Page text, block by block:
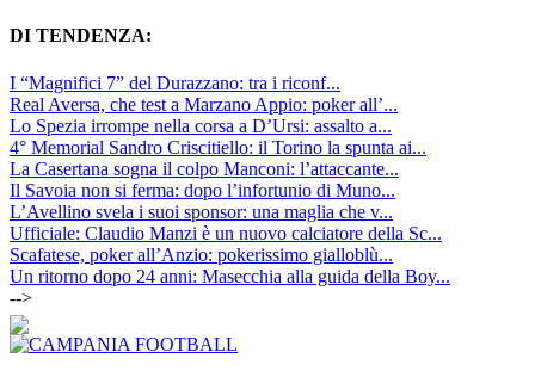
DI TENDENZA:
I “Magnifici 7” del Durazzano: tra i riconf...
Real Aversa, che test a Marzano Appio: poker all’...
Lo Spezia irrompe nella corsa a D’Ursi: assalto a...
4° Memorial Sandro Criscitiello: il Torino la spunta ai...
La Casertana sogna il colpo Manconi: l’attaccante...
Il Savoia non si ferma: dopo l’infortunio di Muno...
L’Avellino svela i suoi sponsor: una maglia che v...
Ufficiale: Claudio Manzi è un nuovo calciatore della Sc...
Scafatese, poker all’Anzio: pokerissimo gialloblù...
Un ritorno dopo 24 anni: Masecchia alla guida della Boy...
-->